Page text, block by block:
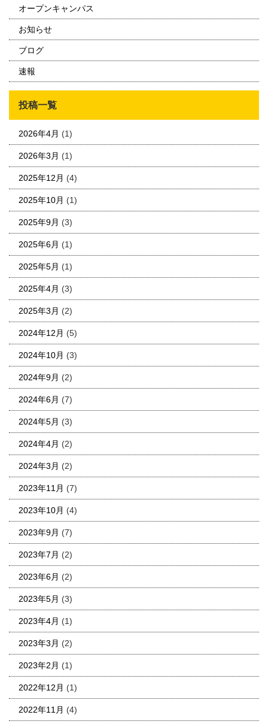
オープンキャンパス
お知らせ
ブログ
速報
投稿一覧
2026年4月 (1)
2026年3月 (1)
2025年12月 (4)
2025年10月 (1)
2025年9月 (3)
2025年6月 (1)
2025年5月 (1)
2025年4月 (3)
2025年3月 (2)
2024年12月 (5)
2024年10月 (3)
2024年9月 (2)
2024年6月 (7)
2024年5月 (3)
2024年4月 (2)
2024年3月 (2)
2023年11月 (7)
2023年10月 (4)
2023年9月 (7)
2023年7月 (2)
2023年6月 (2)
2023年5月 (3)
2023年4月 (1)
2023年3月 (2)
2023年2月 (1)
2022年12月 (1)
2022年11月 (4)